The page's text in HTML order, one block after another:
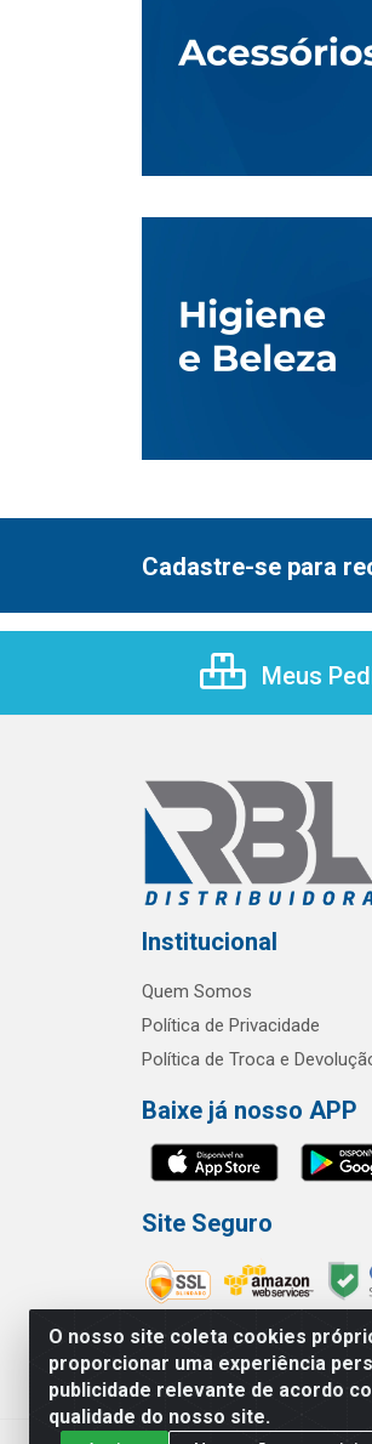
O nosso site coleta cookies
proporcionar uma experiência
publicidade relevante de acordo
qualidade do nosso site.
Cadastre-se para
Meus
Institucional
Quem Somos
Política de Privacidade
Política de Troca e
Baixe já nosso APP
Site Seguro
RBL